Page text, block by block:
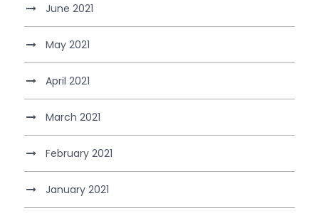
June 2021
May 2021
April 2021
March 2021
February 2021
January 2021